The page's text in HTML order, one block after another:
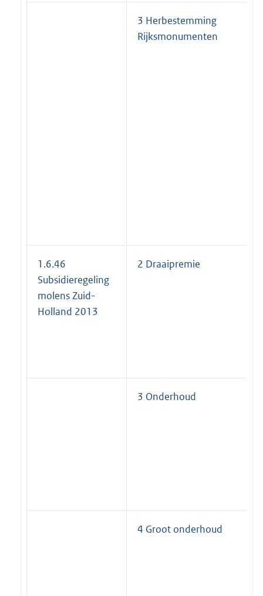
3 Herbestemming
Rijksmonumenten
1.6.46
Subsidieregeling
molens Zuid-
Holland 2013
2 Draaipremie
3 Onderhoud
4 Groot onderhoud